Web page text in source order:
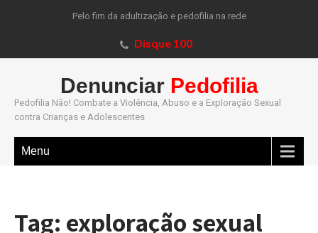
Pelo fim da adultização e pedofilia na rede
Disque 100
Denunciar Pedofilia
Pedofilia Não! Combate a Violência, Abuso e a Exploração Sexual
contra Crianças e Adolescentes
Menu
Tag: exploração sexual